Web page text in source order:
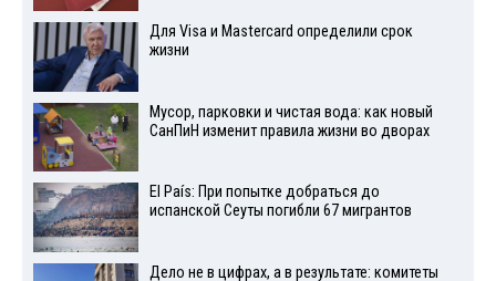
Для Visа и Mastercard определили срок
жизни
Мусор, парковки и чистая вода: как новый
СанПиН изменит правила жизни во дворах
El País: При попытке добраться до
испанской Сеуты погибли 67 мигрантов
Дело не в цифрах, а в результате: комитеты